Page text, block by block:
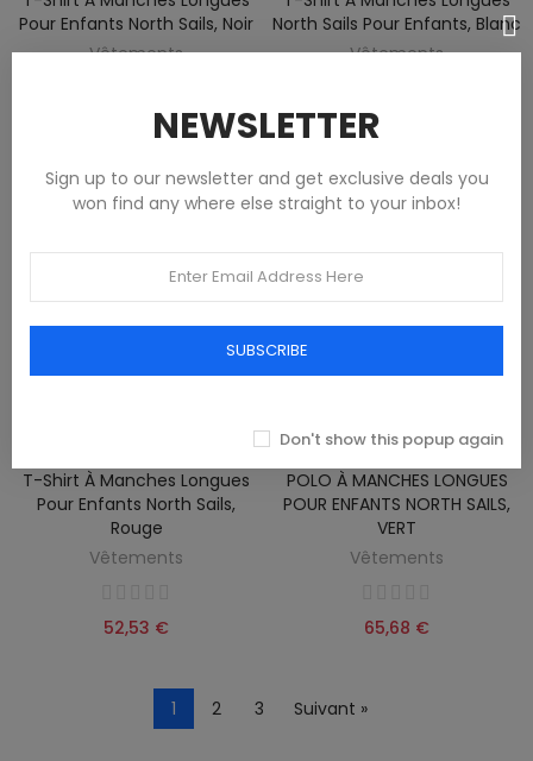
Pour Enfants North Sails, Noir
Vêtements
52,53 €
North Sails Pour Enfants, Blanc
Vêtements
52,53 €
T-Shirt À Manches Longues
Pour Enfants North Sails,
Rouge
Vêtements
52,53 €
POLO À MANCHES LONGUES
POUR ENFANTS NORTH SAILS,
VERT
Vêtements
65,68 €
1 2 3 Suivant »
NEWSLETTER
Sign up to our newsletter and get exclusive deals you
won find any where else straight to your inbox!
SUBSCRIBE
Don't show this popup again